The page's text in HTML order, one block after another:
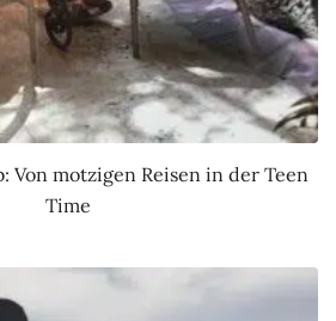
Von motzigen Reisen in der Teen
Time